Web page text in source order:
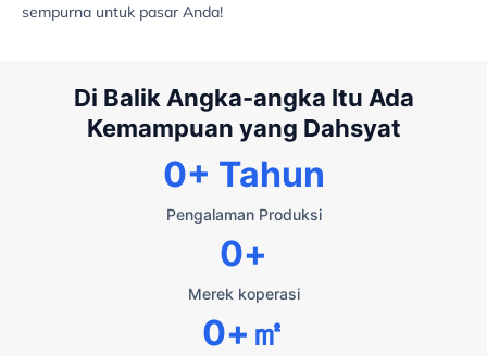
sempurna untuk pasar Anda!
Di Balik Angka-angka Itu Ada
Kemampuan yang Dahsyat
Pengalaman Produksi
0+ Tahun
Merek koperasi
0+
0+㎡